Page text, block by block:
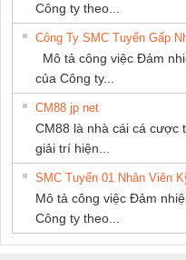
Công ty theo...
Công Ty SMC Tuyển Gấp
Mô tả công việc Đảm
của Công ty...
CM88 jp net
CM88 là nhà cái cá cược
giải trí hiện...
SMC Tuyển 01 Nhân Viên
Mô tả công việc Đảm
Công ty theo...